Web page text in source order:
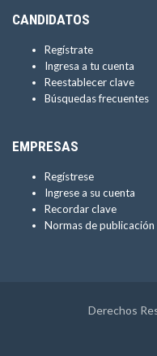
CANDIDATOS
Regístrate
Ingresa a tu cuenta
Reestablecer clave
Búsquedas frecuentes
EMPRESAS
Regístrese
Ingrese a su cuenta
Recordar clave
Normas de publicación
Derechos